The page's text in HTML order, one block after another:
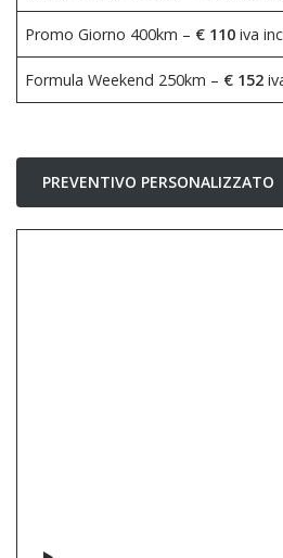
Promo Giorno 400km – € 110 iva
Formula Weekend 250km – € 152
PREVENTIVO PERSONALIZZATO